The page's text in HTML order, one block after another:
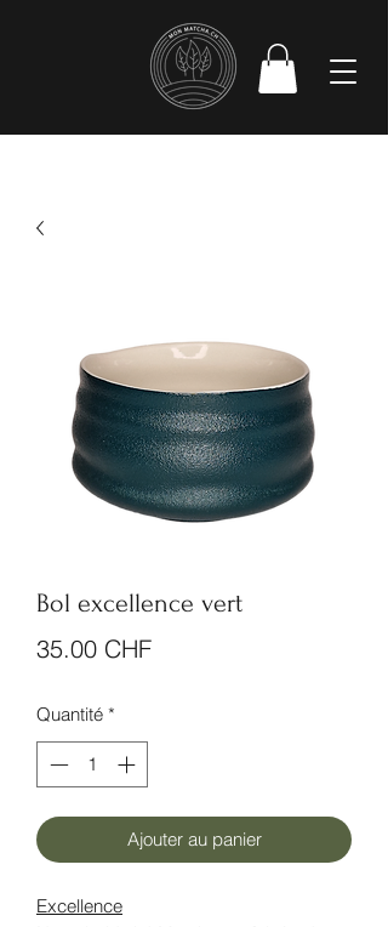
Bol excellence vert
35.00 CHFPrix
Quantité *
Ajouter au panier
Excellence